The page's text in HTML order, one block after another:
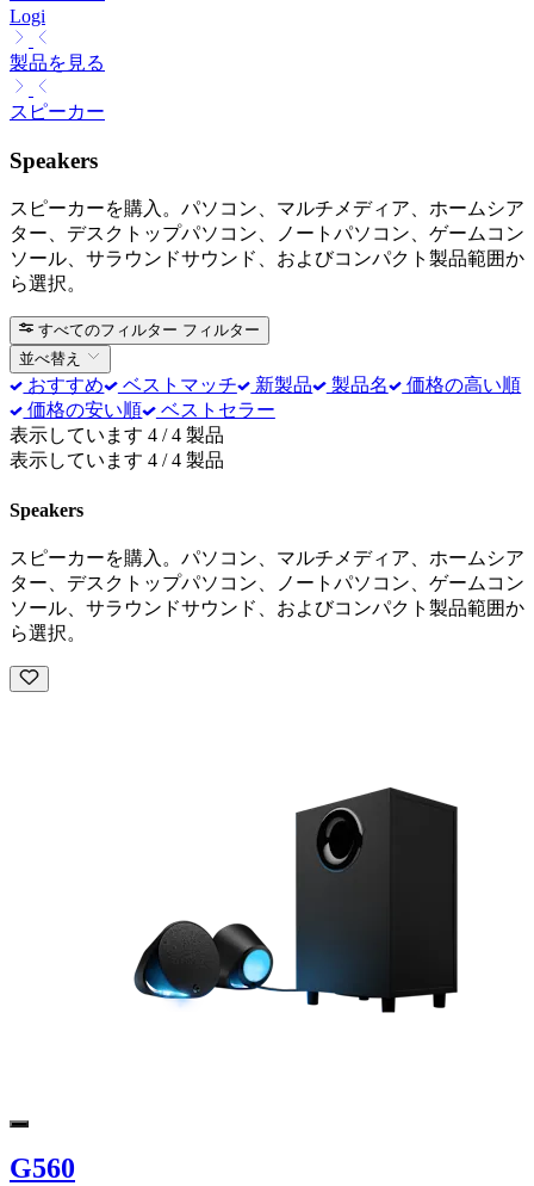
Logi
製品を見る
スピーカー
Speakers
スピーカーを購入。パソコン、マルチメディア、ホームシア
ター、デスクトップパソコン、ノートパソコン、ゲームコン
ソール、サラウンドサウンド、およびコンパクト製品範囲か
ら選択。
すべてのフィルター フィルター
並べ替え
おすすめ ベストマッチ 新製品 製品名
価格の高い順
価格の安い順
ベストセラー
表示しています 4 / 4 製品
表示しています 4 / 4 製品
Speakers
スピーカーを購入。パソコン、マルチメディア、ホームシア
ター、デスクトップパソコン、ノートパソコン、ゲームコン
ソール、サラウンドサウンド、およびコンパクト製品範囲か
ら選択。
G560